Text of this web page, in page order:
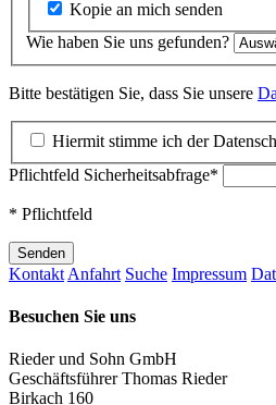
Kopie an mich senden
Wie haben Sie uns gefunden?
Bitte bestätigen Sie, dass Sie unsere
Hiermit stimme ich der
Pflichtfeld Sicherheitsabfrage*
* Pflichtfeld
Senden
Kontakt Anfahrt Suche Impressum
Besuchen Sie uns
Rieder und Sohn GmbH
Geschäftsführer Thomas Rieder
Birkach 160